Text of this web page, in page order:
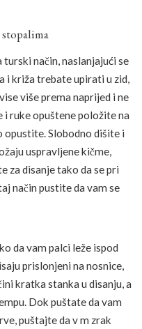
stopalima
način, naslanjajući se
i križa trebate upirati u zid,
više prema naprijed i ne
ruke opuštene položite na
opustite. Slobodno dišite i
uspravljene kičme,
za disanje tako da se pri
način pustite da vam se
da vam palci leže ispod
prislonjeni na nosnice,
kratka stanka u disanju, a
Dok puštate da vam
puštajte da v m zrak